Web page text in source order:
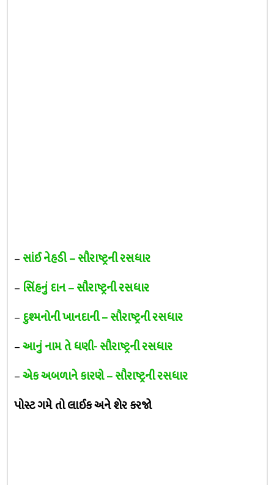
–સાંઈ નેહડી – સૌરાષ્ટ્રની રસધાર
– સિંહનું દાન – સૌરાષ્ટ્રની રસધાર
–દુશ્મનોની ખાનદાની – સૌરાષ્ટ્રની રસધાર
–આનું નામ તે ધણી- સૌરાષ્ટ્રની રસધાર
–એક અબળાને કારણે – સૌરાષ્ટ્રની રસધાર
પોસ્ટ ગમે તો લાઈક અને શેર કરજો